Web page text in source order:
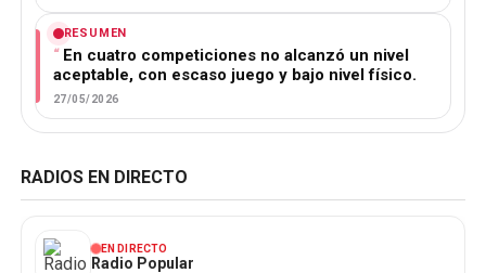
RESUMEN
En cuatro competiciones no alcanzó un nivel
aceptable, con escaso juego y bajo nivel físico.
27/05/2026
RADIOS EN DIRECTO
EN DIRECTO
Radio Popular